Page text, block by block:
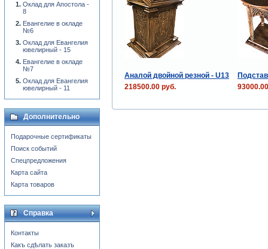
Аналой двойной резной - U13
218500.00 руб.
Оклад для Апостола -
8
Евангелие в окладе
№6
Оклад для Евангелия
ювелирный - 15
Евангелие в окладе
№7
Оклад для Евангелия
ювелирный - 11
Дополнительно
Подарочные сертификаты
Поиск событий
Спецпредложения
Карта сайта
Карта товаров
Справка
Контакты
Какъ сдѣлать заказъ